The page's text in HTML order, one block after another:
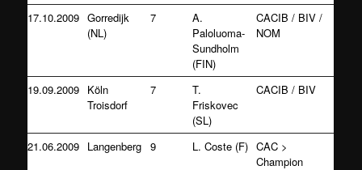
17.10.2009 Gorredijk
(NL)
7
A.
Paloluoma-
Sundholm
(FIN)
CACIB / BIV /
NOM
19.09.2009 Köln
Troisdorf
7
T.
Friskovec
(SL)
CACIB / BIV
21.06.2009 Langenberg 9 L. Coste (F) CAC >
Champion